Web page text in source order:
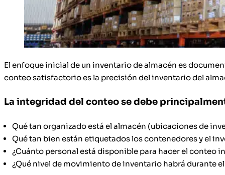
El enfoque inicial de un inventario de almacén es
conteo satisfactorio es la precisión del inventario del
La integridad del conteo se debe
Qué tan organizado está el almacén (ubicaciones de
Qué tan bien están etiquetados los contenedores y el
¿Cuánto personal está disponible para hacer el conteo
¿Qué nivel de movimiento de inventario habrá durante